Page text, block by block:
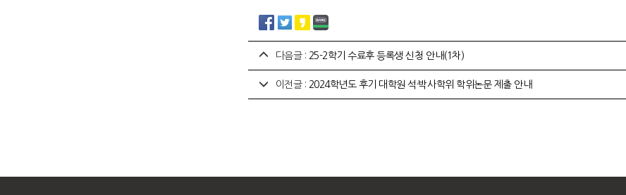
다음글 : 25-2학기 수료후 등록생 신청 안내(1차)
이전글 : 2024학년도 후기 대학원 석·박사학위 학위논문 제출 안내